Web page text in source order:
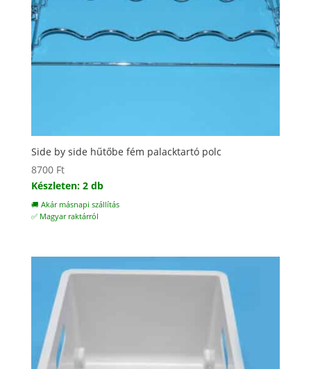
Side by side hűtőbe fém palacktartó polc
8700 Ft
Készleten: 2 db
🚚 Akár másnapi szállítás
✅ Magyar raktárról